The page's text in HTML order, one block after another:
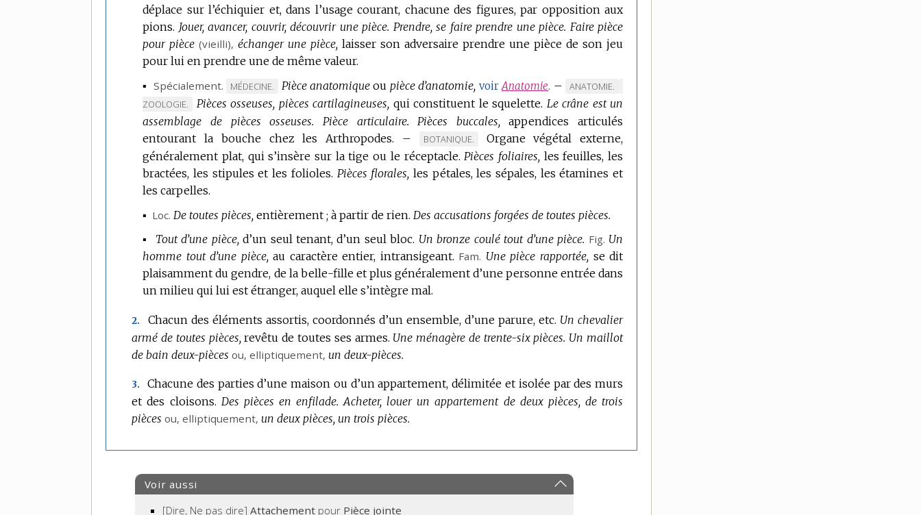
DE
DOMAINE
:
déplace sur l’échiquier et, dans l’usage courant, chacune des figures, par opposition aux
pions. Jouer, avancer, couvrir, découvrir une pièce. Prendre, se faire prendre une pièce. Faire pièce
pour pièce (vieilli), échanger une pièce, laisser son adversaire prendre une pièce de son jeu
pour lui en prendre une de même valeur.
▪ Spécialement.
MARQUE
DE
DOMAINE
:
MÉDECINE. Pièce anatomiqueou pièce d’anatomie, voirAnatomie. –
MARQUE
DE
DOMAINE
:
ANATOMIE.
ZOOLOGIE. Pièces osseuses, pièces cartilagineuses, qui constituent le squelette. Le crâne est un
assemblage de pièces osseuses.
Pièce articulaire. Pièces buccales,
appendices articulés
entourant la bouche chez les Arthropodes.
–
MARQUE
DE
DOMAINE
BOTANIQUE.
Organe végétal externe,
généralement plat, qui s’insère sur la tige ou le réceptacle. Pièces foliaires, les feuilles, les
bractées, les stipules et les folioles. Pièces florales, les pétales, les sépales, les étamines et
les carpelles.
▪ Loc. De toutes pièces, entièrement ; à partir de rien. Des accusations forgées de toutes pièces.
▪ Tout d’une pièce, d’un seul tenant, d’un seul bloc. Un bronze coulé tout d’une pièce. Fig. Un
homme tout d’une pièce, au caractère entier, intransigeant. Fam. Une pièce rapportée, se dit
plaisamment du gendre, de la belle-fille et plus généralement d’une personne entrée dans
un milieu qui lui est étranger, auquel elle s’intègre mal.
2. Chacun des éléments assortis, coordonnés d’un ensemble, d’une parure, etc. Un chevalier
armé de toutes pièces, revêtu de toutes ses armes. Une ménagère de trente-six pièces. Un maillot
de bain deux-pièces ou,elliptiquement, un deux-pièces.
3.
Chacune des parties d’une maison ou d’un appartement, délimitée et isolée par des murs
et des cloisons. Des pièces en enfilade. Acheter, louer un appartement de deux pièces, de trois
pièces ou,elliptiquement, un deux pièces, un trois pièces.
Voir aussi
[Dire, Ne pas dire]Attachement pour Pièce jointe